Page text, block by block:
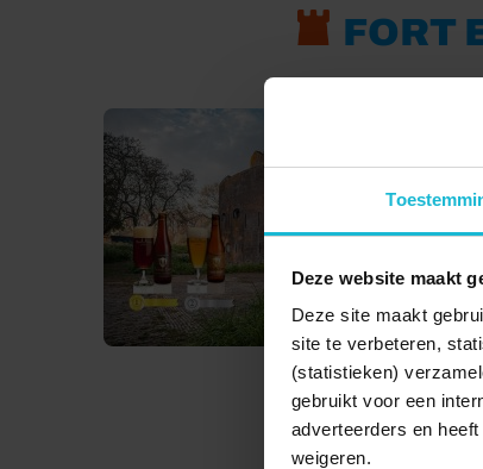
Deze website maakt
Deze site maakt
site te verbeteren,
(statistieken)
gebruikt voor een
adverteerders en
weigeren.
FORT